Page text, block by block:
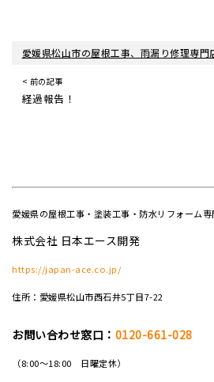
愛媛県松山市の屋根工事、雨漏り修理専門
< 前の記事
経過報告！
愛媛県の屋根工事・塗装工事・防水リフォーム専
株式会社 日本エース開発
https://japan-ace.co.jp/
住所：愛媛県松山市西石井5丁目7-22
お問い合わせ窓口： 0120-661-028
（8:00～18:00 日曜定休）